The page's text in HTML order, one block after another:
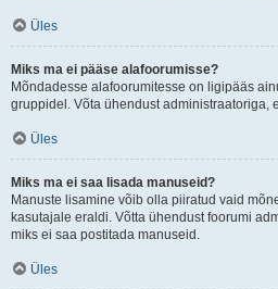
Üles
Miks ma ei pääse alafoorumisse?
Mõndadesse alafoorumitesse on ligipääs
gruppidel. Võta ühendust administraatoriga,
Üles
Miks ma ei saa lisada manuseid?
Manuste lisamine võib olla piiratud vaid
kasutajale eraldi. Võtta ühendust foorumi
miks ei saa postitada manuseid.
Üles